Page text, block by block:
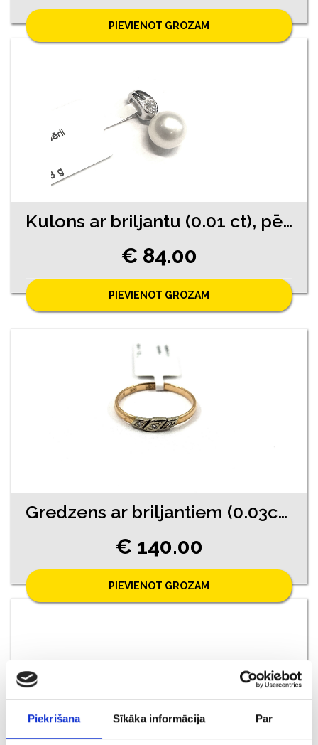
Piekrišana Sīkāka informācija Par
PIEVIENOT GROZAM
Kulons ar briljantu (0.01 ct), pērli 730-0763
€ 84.00
PIEVIENOT GROZAM
Gredzens ar briljantiem (0.03ct) 11671-4551
€ 140.00
PIEVIENOT GROZAM